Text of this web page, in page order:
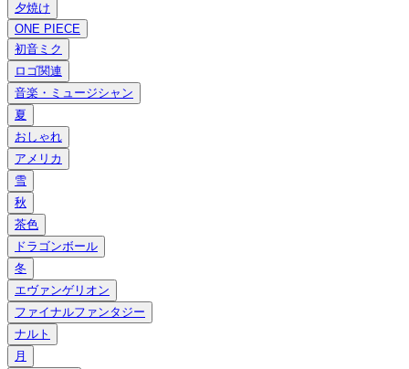
夕焼け
ONE PIECE
初音ミク
ロゴ関連
音楽・ミュージシャン
夏
おしゃれ
アメリカ
雪
秋
茶色
ドラゴンボール
冬
エヴァンゲリオン
ファイナルファンタジー
ナルト
月